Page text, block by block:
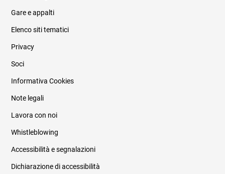
Gare e appalti
Elenco siti tematici
Privacy
Soci
Informativa Cookies
Note legali
Lavora con noi
Whistleblowing
Accessibilità e segnalazioni
Dichiarazione di accessibilità